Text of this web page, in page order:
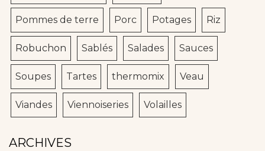
Pommes de terre Porc Potages Riz
Robuchon Sablés Salades Sauces
Soupes Tartes thermomix Veau
Viandes Viennoiseries Volailles
ARCHIVES